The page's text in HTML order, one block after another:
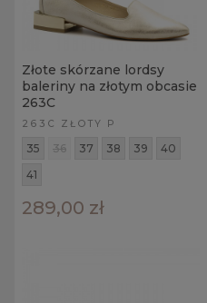
Złote skórzane lordsy
baleriny na złotym obcasie
263C
263C ZŁOTY P
35 36 37 38 39
40
41
289,00 zł